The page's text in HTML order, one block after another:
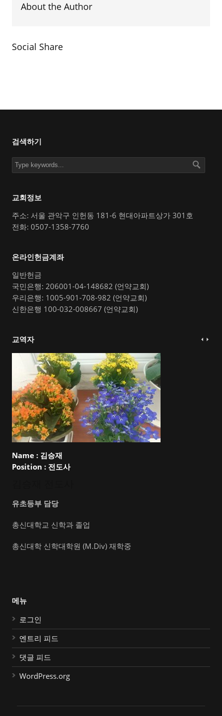
About the Author
Social Share
검색하기
교회정보
주소: 서울 관악구 인헌동 181-6 현대아파트상가 301호
전화: 0507-1358-7760
온라인헌금계좌
일반헌금
국민은행: 206001-04-148682 (언약교회)
우리은행: 1005-901-708-982 (언약교회)
신한은행 100-032-008667 (언약교회)
교역자
Name : 김승재
Position : 전도사
유초등부 담당
총신대학교 신학과 졸업
총신대학 신학대학원 (M.Div) 재학중
메뉴
로그인
엔트리 피드
댓글 피드
WordPress.org